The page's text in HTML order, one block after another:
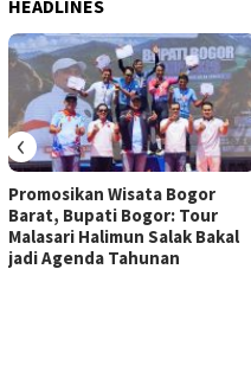
HEADLINES
Promosikan Wisata Bogor
Barat, Bupati Bogor: Tour
Malasari Halimun Salak Bakal
jadi Agenda Tahunan
‹